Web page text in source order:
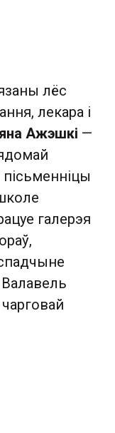
лёс
лекара і
Ажэшкі —
галерэя